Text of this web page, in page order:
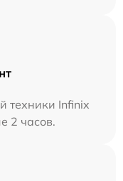
техники Infinix
2 часов.